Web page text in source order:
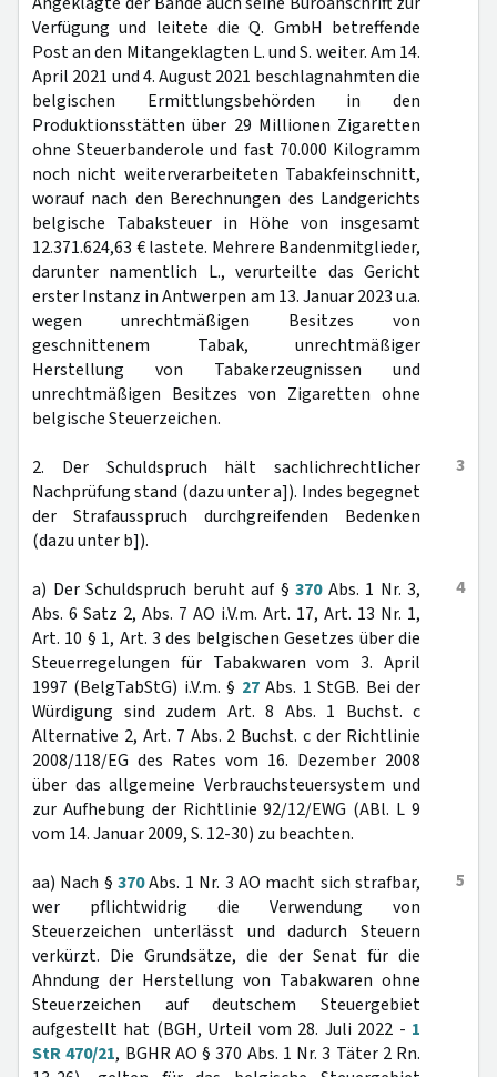
Verfügung und leitete die Q. GmbH betreffende
Post an den Mitangeklagten L. und S. weiter. Am 14.
April 2021 und 4. August 2021 beschlagnahmten die
belgischen Ermittlungsbehörden in den
Produktionsstätten über 29 Millionen Zigaretten
ohne Steuerbanderole und fast 70.000 Kilogramm
noch nicht weiterverarbeiteten Tabakfeinschnitt,
worauf nach den Berechnungen des Landgerichts
belgische Tabaksteuer in Höhe von insgesamt
12.371.624,63 € lastete. Mehrere Bandenmitglieder,
darunter namentlich L., verurteilte das Gericht
erster Instanz in Antwerpen am 13. Januar 2023 u.a.
wegen unrechtmäßigen Besitzes von
geschnittenem Tabak, unrechtmäßiger
Herstellung von Tabakerzeugnissen und
unrechtmäßigen Besitzes von Zigaretten ohne
belgische Steuerzeichen.
3
2. Der Schuldspruch hält sachlichrechtlicher
Nachprüfung stand (dazu unter a]). Indes begegnet
der Strafausspruch durchgreifenden Bedenken
(dazu unter b]).
4
a) Der Schuldspruch beruht auf § 370Abs. 1 Nr. 3,
Abs. 6 Satz 2, Abs. 7 AO i.V.m. Art. 17, Art. 13 Nr. 1,
Art. 10 § 1, Art. 3 des belgischen Gesetzes über die
Steuerregelungen für Tabakwaren vom 3. April
1997 (BelgTabStG) i.V.m. § 27Abs. 1 StGB. Bei der
Würdigung sind zudem Art. 8 Abs. 1 Buchst. c
Alternative 2, Art. 7 Abs. 2 Buchst. c der Richtlinie
2008/118/EG des Rates vom 16. Dezember 2008
über das allgemeine Verbrauchsteuersystem und
zur Aufhebung der Richtlinie 92/12/EWG (ABl. L 9
vom 14. Januar 2009, S. 12-30) zu beachten.
5
aa) Nach §370Abs. 1 Nr. 3 AO macht sich strafbar,
wer pflichtwidrig die Verwendung von
Steuerzeichen unterlässt und dadurch Steuern
verkürzt. Die Grundsätze, die der Senat für die
Ahndung der Herstellung von Tabakwaren ohne
Steuerzeichen auf deutschem Steuergebiet
aufgestellt hat (BGH, Urteil vom 28. Juli 2022 - 1
StR 470/21, BGHR AO § 370 Abs. 1 Nr. 3 Täter 2 Rn.